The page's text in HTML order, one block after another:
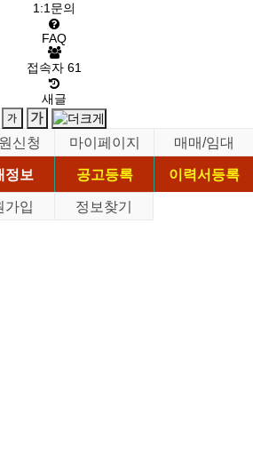
1:1문의
FAQ
접속자 61
새글
신청 마이페이지
매매/임대
정보 공고등록
이력서등록
가입 정보찾기